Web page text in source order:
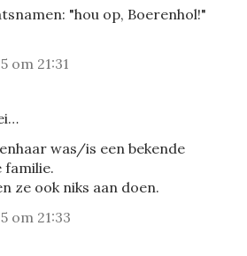
"hou op, Boerenhol!"
om 21:31
was/is een bekende
familie.
ze ook niks aan doen.
om 21:33